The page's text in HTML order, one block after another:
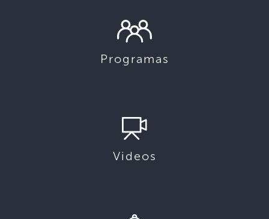
Programas
Videos